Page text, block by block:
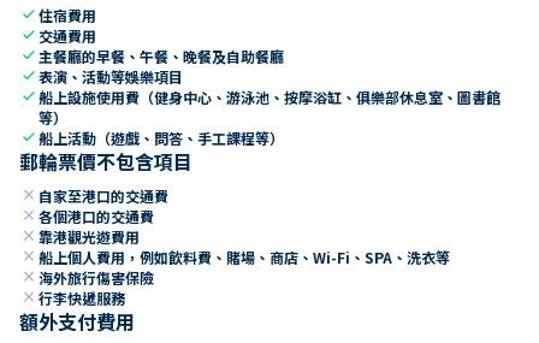
check住宿費用
check 交通費用
check 主餐廳的早餐、午餐、晚餐及自助餐廳
check表演、活動等娛樂項目
check船上設施使用費（健身中心、游泳池、按摩浴缸、俱樂部休息室、圖書館
等）
check船上活動（遊戲、問答、手工課程等）
郵輪票價不包含項目
close 自家至港口的交通費
close 各個港口的交通費
close 靠港觀光遊費用
close 船上個人費用，例如飲料費、賭場、商店、Wi-Fi、SPA、洗衣等
close 海外旅行傷害保險
close 行李快遞服務
額外支付費用